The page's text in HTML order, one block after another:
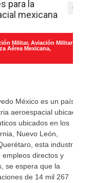
para la
mexicana
0
Militar, Aviación Militar
Aérea Mexicana,
México es un país
aeroespacial ubicada
ubicados en los
Nuevo León,
esta industria
directos y
se espera que la
de 14 mil 267